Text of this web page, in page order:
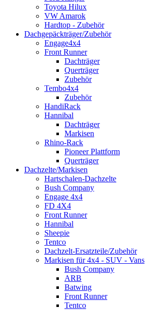
Toyota Hilux
VW Amarok
Hardtop - Zubehör
Dachgepäckträger/Zubehör
Engage4x4
Front Runner
Dachträger
Querträger
Zubehör
Tembo4x4
Zubehör
HandiRack
Hannibal
Dachträger
Markisen
Rhino-Rack
Pioneer Plattform
Querträger
Dachzelte/Markisen
Hartschalen-Dachzelte
Bush Company
Engage 4x4
FD 4X4
Front Runner
Hannibal
Sheepie
Tentco
Dachzelt-Ersatzteile/Zubehör
Markisen für 4x4 - SUV - Vans
Bush Company
ARB
Batwing
Front Runner
Tentco